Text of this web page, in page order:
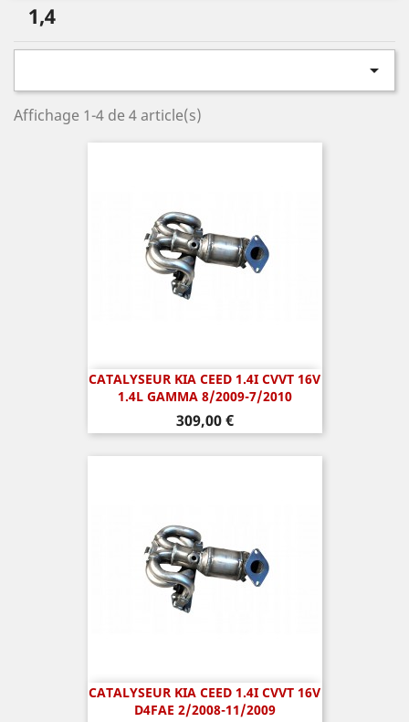
1,4

Affichage 1-4 de 4 article(s)
CATALYSEUR KIA CEED 1.4I CVVT 16V
1.4L GAMMA 8/2009-7/2010
Prix
309,00 €
CATALYSEUR KIA CEED 1.4I CVVT 16V
D4FAE 2/2008-11/2009